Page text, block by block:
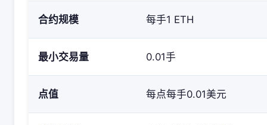
合约规模 每手1 ETH
最小交易量 0.01手
点值 每点每手0.01美元